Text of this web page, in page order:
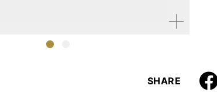
拡大す
1
SHARE Faceboo
k